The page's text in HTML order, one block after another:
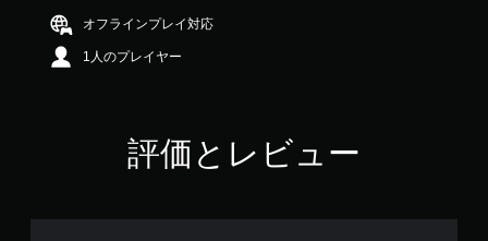
オフラインプレイ対応
1人のプレイヤー
評価とレビュー